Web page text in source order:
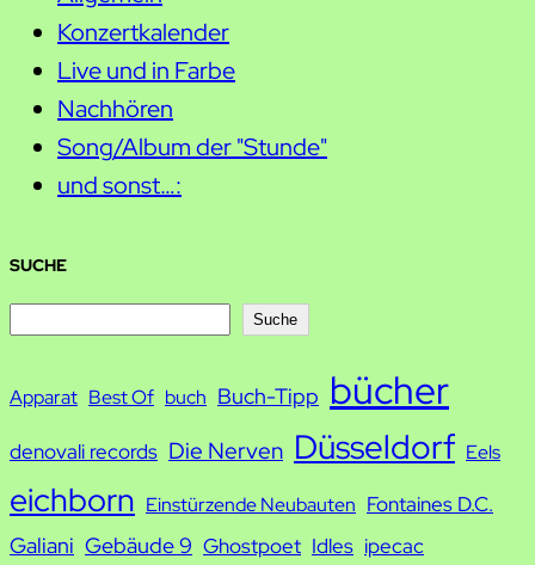
Konzertkalender
Live und in Farbe
Nachhören
Song/Album der "Stunde"
und sonst…:
SUCHE
c
Suche
Apparat Best Of buch Buch-Tipp bücher
denovali records Die Nerven Düsseldorf Eels
eichborn Einstürzende Neubauten Fontaines D.C.
Galiani Gebäude 9 Ghostpoet Idles ipecac